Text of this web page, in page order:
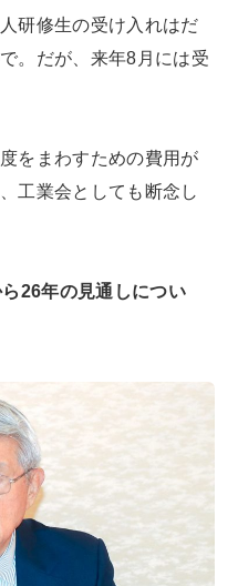
研修生の受け入れはだ
。だが、来年8月には受
をまわすための費用が
工業会としても断念し
26年の見通しについ